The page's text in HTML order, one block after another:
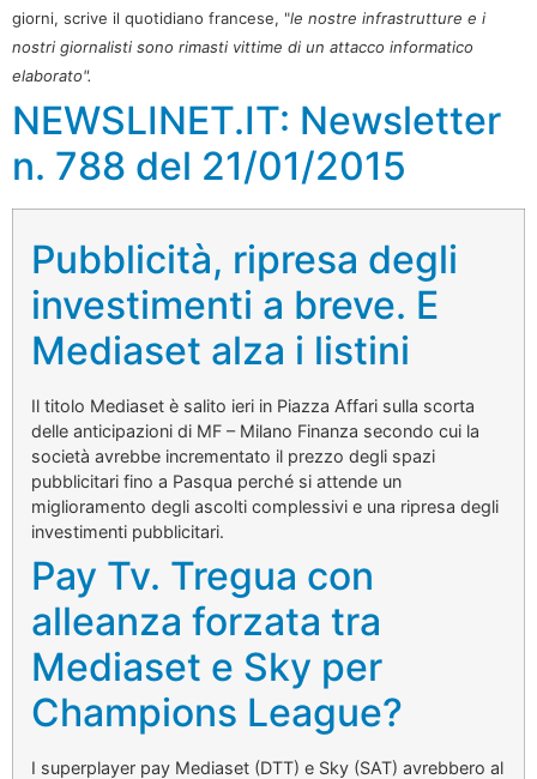
giorni, scrive il quotidiano francese, "le nostre infrastrutture e i
nostri giornalisti sono rimasti vittime di un attacco informatico
elaborato".
NEWSLINET.IT: Newsletter
n. 788 del 21/01/2015
Pubblicità, ripresa degli
investimenti a breve. E
Mediaset alza i listini
Il titolo Mediaset è salito ieri in Piazza Affari sulla scorta
delle anticipazioni di MF – Milano Finanza secondo cui la
società avrebbe incrementato il prezzo degli spazi
pubblicitari fino a Pasqua perché si attende un
miglioramento degli ascolti complessivi e una ripresa degli
investimenti pubblicitari.
Pay Tv. Tregua con
alleanza forzata tra
Mediaset e Sky per
Champions League?
I superplayer pay Mediaset (DTT) e Sky (SAT) avrebbero al